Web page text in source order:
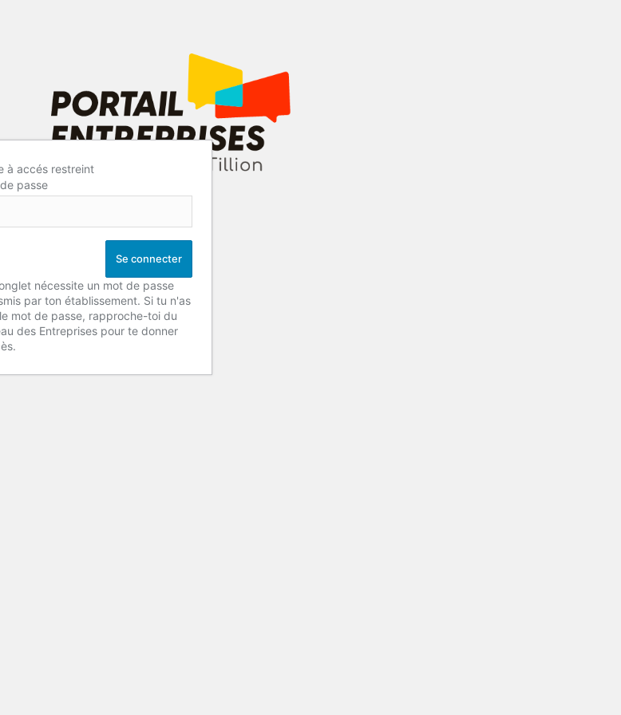
à accés restreint
passe
nécessite un mot de passe
par ton établissement. Si tu n'as
mot de passe, rapproche-toi du
des Entreprises pour te donner